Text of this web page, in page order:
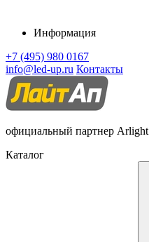
Информация
+7 (495) 980 0167
info@led-up.ru Контакты
официальный партнер Arlight
Каталог